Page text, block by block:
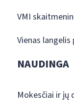
VMI
Vienas
NAUDINGA
Mokesčiai ir jų